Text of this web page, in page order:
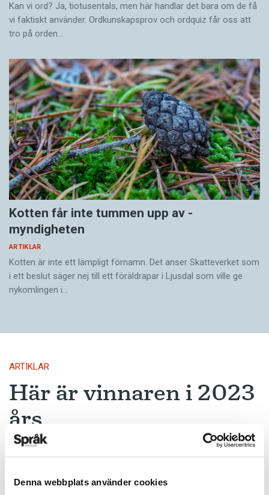
Denna webbplats använder cookies
Kan vi ord? Ja, tiotusentals, men här handlar det bara om de få
vi faktiskt använder. Ordkunskapsprov och ordquiz får oss att
tro på orden…
Kotten får inte tummen upp av ­
myndigheten
ARTIKLAR
Kotten är inte ett lämpligt förnamn. Det anser Skatte­verket som
i ett beslut säger nej till ett föräldra­par i Ljusdal som ville ge
nykomlingen i…
ARTIKLAR
Här är vinnaren i 2023
års
felstavningskalender
Här är lösningen på 2023 års